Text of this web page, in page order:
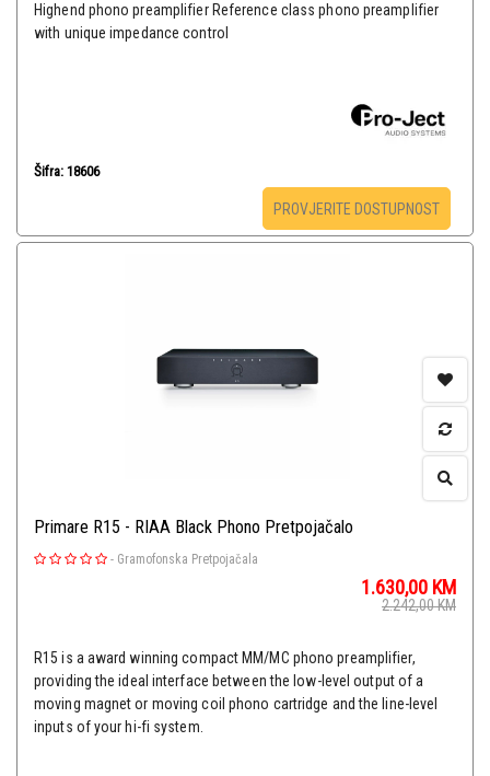
Highend phono preamplifier Reference class phono preamplifier
with unique impedance control
Šifra: 18606
PROVJERITE DOSTUPNOST
Primare R15 - RIAA Black Phono Pretpojačalo
- Gramofonska Pretpojačala
1.630,00 KM
2.242,00KM
R15 is a award winning compact MM/MC phono preamplifier,
providing the ideal interface between the low-level output of a
moving magnet or moving coil phono cartridge and the line-level
inputs of your hi-fi system.